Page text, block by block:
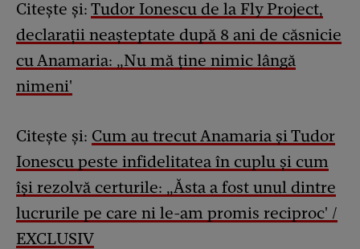
Citește și: Tudor Ionescu de la Fly Project,
declarații neașteptate după 8 ani de căsnicie
cu Anamaria: „Nu mă ține nimic lângă
nimeni'
Citește și: Cum au trecut Anamaria și Tudor
Ionescu peste infidelitatea în cuplu și cum
își rezolvă certurile: „Ăsta a fost unul dintre
lucrurile pe care ni le-am promis reciproc' /
EXCLUSIV